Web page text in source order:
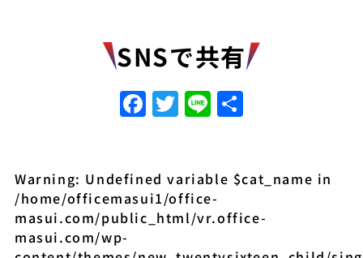
SNSで共有
Facebook
Twitter
Line
Warning: Undefined variable $cat_name in
/home/officemasui1/office-
masui.com/public_html/vr.office-
masui.com/wp-